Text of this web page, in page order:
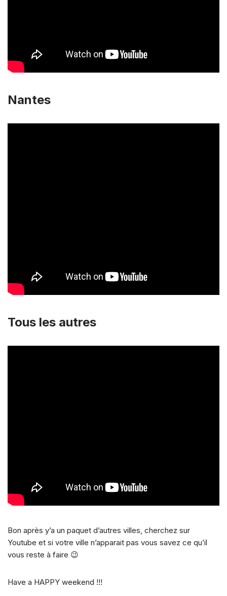
Nantes
Tous les autres
Bon après y’a un paquet d’autres villes, cherchez sur
Youtube et si votre ville n’apparait pas vous savez ce qu’il
vous reste à faire 😉
Have a HAPPY weekend !!!